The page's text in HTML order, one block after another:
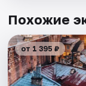
Похожие
от 1 395 ₽